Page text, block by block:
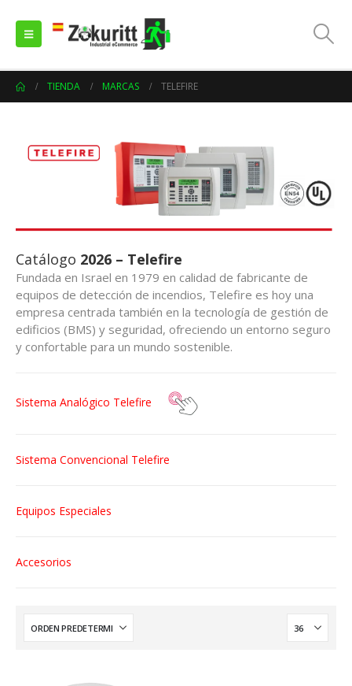
TIENDA MARCAS TELEFIRE
Catálogo 2026 – Telefire
Fundada en Israel en 1979 en calidad de fabricante de
equipos de detección de incendios, Telefire es hoy una
empresa centrada también en la tecnología de gestión de
edificios (BMS) y seguridad, ofreciendo un entorno seguro
y confortable para un mundo sostenible.
Sistema Analógico Telefire
Sistema Convencional Telefire
Equipos Especiales
Accesorios